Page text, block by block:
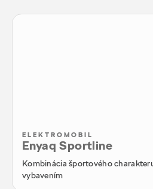
ELEKTROMOBIL
Enyaq Sportline
Kombinácia športového
vybavením